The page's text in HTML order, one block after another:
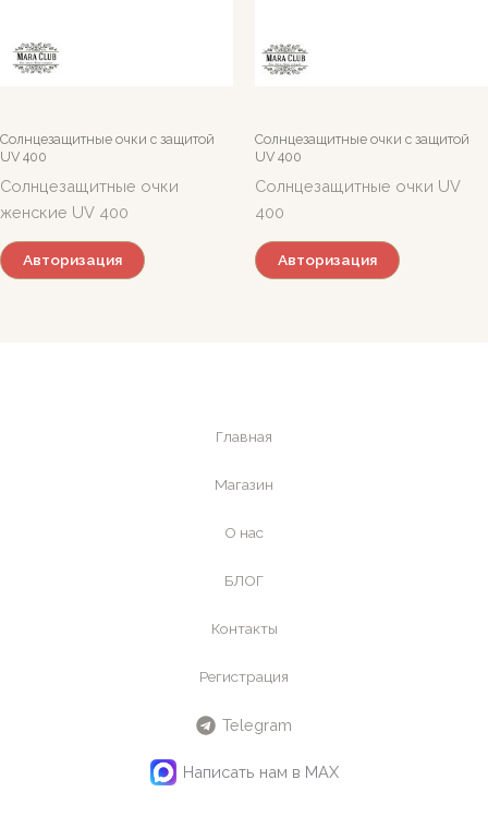
Солнцезащитные очки c защитой
UV 400
Солнцезащитные очки
женские UV 400
Авторизация
Солнцезащитные очки c защитой
UV 400
Солнцезащитные очки UV
400
Авторизация
Главная
Магазин
О нас
БЛОГ
Контакты
Регистрация
Telegram
Написать нам в MAX